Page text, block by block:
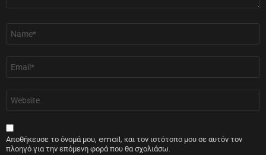
Όνομα
Email
Ιστότοπος
Αποθήκευσε το όνομά μου, email, και τον ιστότοπο μου σε αυτόν τον
πλοηγό για την επόμενη φορά που θα σχολιάσω.